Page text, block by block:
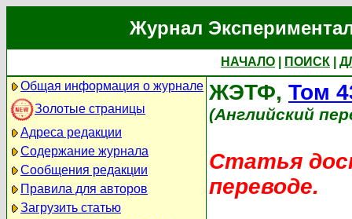
Журнал
НАЧАЛО ПОИСК
Общая информация о журнале
Золотые страницы
Адреса редакции
Содержание журнала
Сообщения редакции
Правила для авторов
Загрузить статью
ЖЭТФ, Том
(Английский
Статья
переводе.